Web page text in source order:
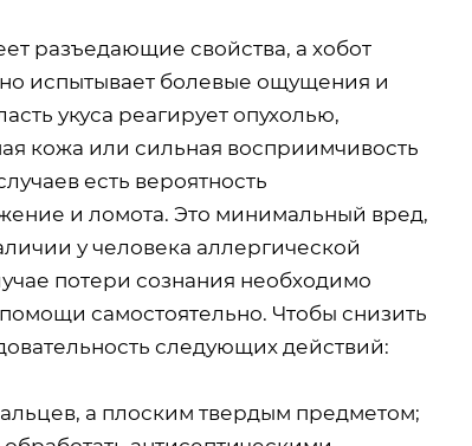
разъедающие свойства, а хобот
испытывает болевые ощущения и
укуса реагирует опухолью,
кожа или сильная восприимчивость
есть вероятность
и ломота. Это минимальный вред,
у человека аллергической
потери сознания необходимо
самостоятельно. Чтобы снизить
следующих действий:
а плоским твердым предметом;